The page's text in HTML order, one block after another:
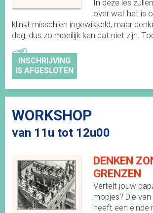
In deze les
over wat het is
klinkt misschien ingewikkeld, maar
dag, dus zo moeilijk kan dat niet zijn.
INSCHRIJVING
IS AFGESLOTEN
WORKSHOP
van 11u tot 12u00
DENKEN
GRENZEN
Vertelt jouw
mopjes? Die van
heeft een einde